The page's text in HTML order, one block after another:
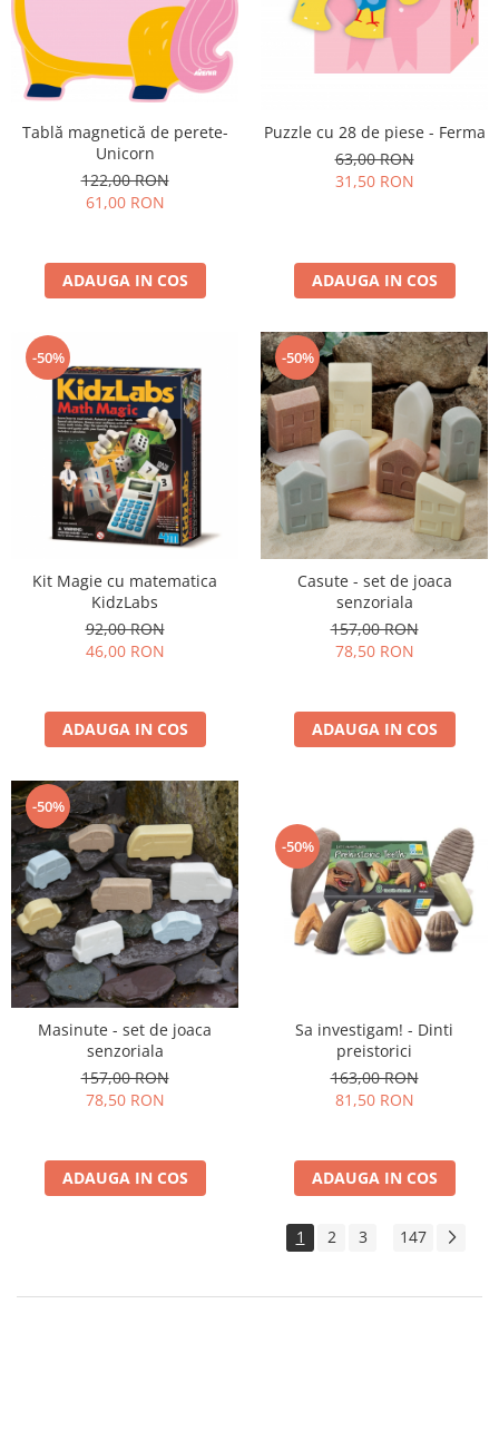
Tablă magnetică de perete-
Unicorn
122,00 RON
61,00 RON
ADAUGA IN COS
Puzzle cu 28 de piese - Ferma
63,00 RON
31,50 RON
ADAUGA IN COS
-50%
Kit Magie cu matematica
KidzLabs
92,00 RON
46,00 RON
ADAUGA IN COS
-50%
Casute - set de joaca
senzoriala
157,00 RON
78,50 RON
ADAUGA IN COS
-50%
Masinute - set de joaca
senzoriala
157,00 RON
78,50 RON
ADAUGA IN COS
-50%
Sa investigam! - Dinti
preistorici
163,00 RON
81,50 RON
ADAUGA IN COS
1 2 3 147